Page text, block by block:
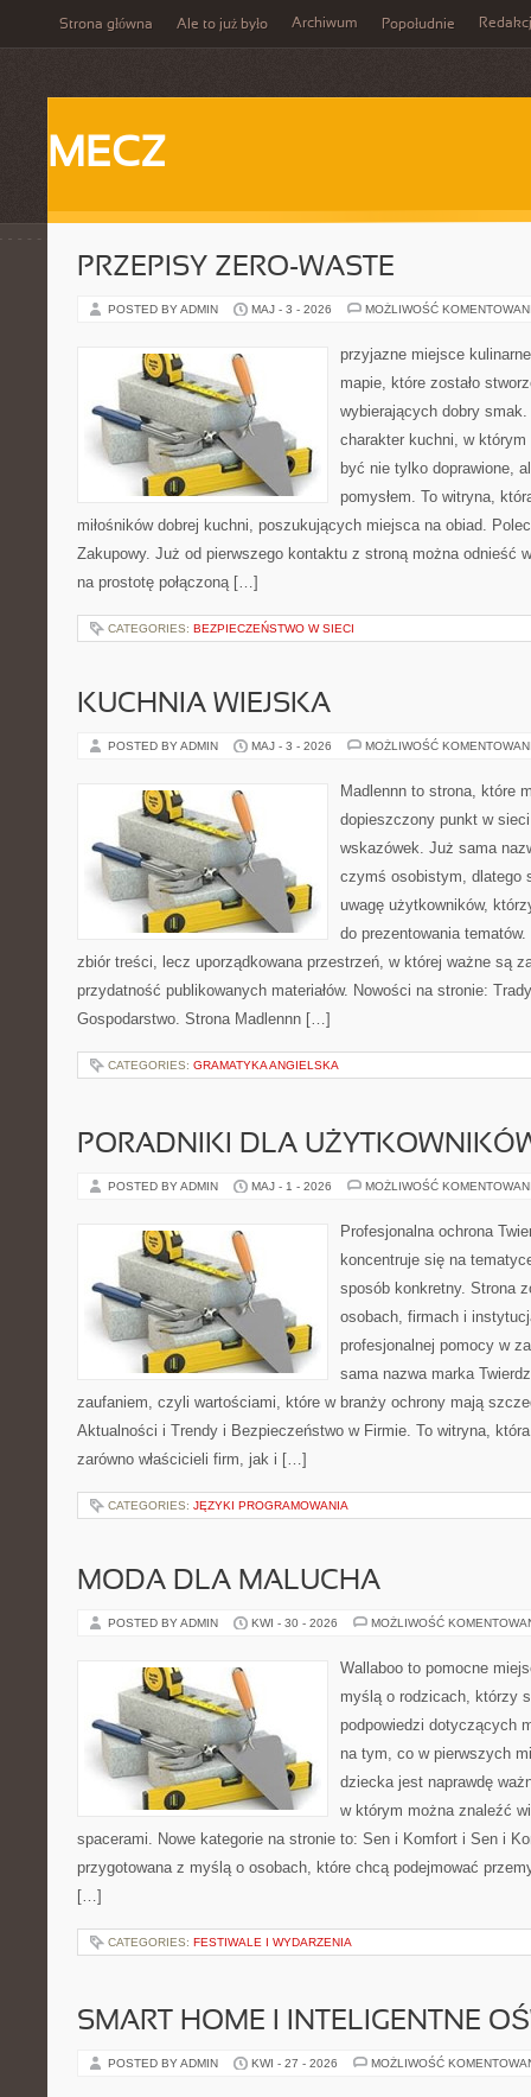
Strona główna Ale to już było Archiwum Popołudnie
MECZ
PRZEPISY ZERO-WASTE
POSTED BY ADMIN MAJ - 3 - 2026 MOŻLIWOŚĆ
przyjazne miejsce
mapie, które zostało
wybierających dobry
charakter kuchni, w
być nie tylko doprawione,
pomysłem. To witryna,
miłośników dobrej kuchni, poszukujących miejsca na obiad.
Zakupowy. Już od pierwszego kontaktu z stroną można odnieść
na prostotę połączoną […]
CATEGORIES: BEZPIECZEŃSTWO W SIECI
KUCHNIA WIEJSKA
POSTED BY ADMIN MAJ - 3 - 2026 MOŻLIWOŚĆ
Madlennn to strona, które
dopieszczony punkt w
wskazówek. Już sama
czymś osobistym, dlatego
uwagę użytkowników,
do prezentowania
zbiór treści, lecz uporządkowana przestrzeń, w której ważne są
przydatność publikowanych materiałów. Nowości na stronie:
Gospodarstwo. Strona Madlennn […]
CATEGORIES: GRAMATYKA ANGIELSKA
PORADNIKI DLA
POSTED BY ADMIN MAJ - 1 - 2026 MOŻLIWOŚĆ
Profesjonalna ochrona
koncentruje się na
sposób konkretny. Strona
osobach, firmach i
profesjonalnej pomocy w
sama nazwa marka
zaufaniem, czyli wartościami, które w branży ochrony mają
Aktualności i Trendy i Bezpieczeństwo w Firmie. To witryna,
zarówno właścicieli firm, jak i […]
CATEGORIES: JĘZYKI PROGRAMOWANIA
MODA DLA MALUCHA
POSTED BY ADMIN KWI - 30 - 2026 MOŻLIWOŚĆ
Wallaboo to pomocne
myślą o rodzicach, którzy
podpowiedzi dotyczących
na tym, co w pierwszych
dziecka jest naprawdę
w którym można znaleźć
spacerami. Nowe kategorie na stronie to: Sen i Komfort i Sen i
przygotowana z myślą o osobach, które chcą podejmować
[…]
CATEGORIES: FESTIWALE I WYDARZENIA
SMART HOME I INTELIGENTNE
POSTED BY ADMIN KWI - 27 - 2026 MOŻLIWOŚĆ